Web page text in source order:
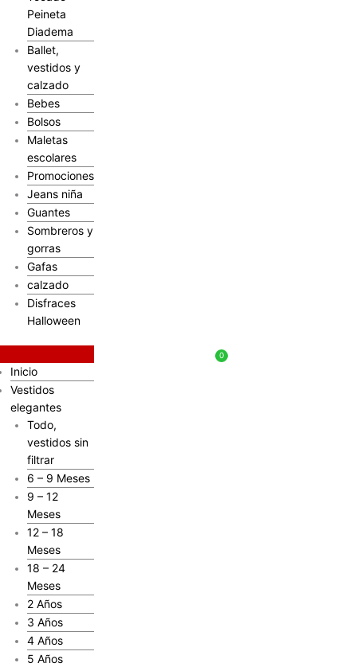
Peineta
Diadema
Ballet,
vestidos y
calzado
Bebes
Bolsos
Maletas
escolares
Promociones
Jeans niña
Guantes
Sombreros y
gorras
Gafas
calzado
Disfraces
Halloween
Inicio
Vestidos
elegantes
Todo,
vestidos sin
filtrar
6 – 9 Meses
9 – 12
Meses
12 – 18
Meses
18 – 24
Meses
2 Años
3 Años
4 Años
5 Años
0